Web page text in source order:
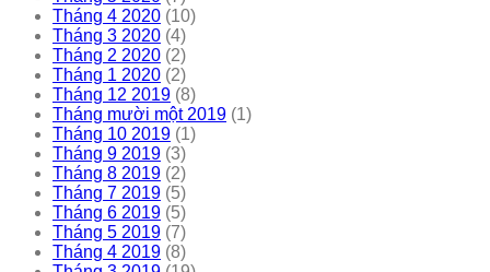
Tháng 4 2020 (10)
Tháng 3 2020 (4)
Tháng 2 2020 (2)
Tháng 1 2020 (2)
Tháng 12 2019 (8)
Tháng mười một 2019 (1)
Tháng 10 2019 (1)
Tháng 9 2019 (3)
Tháng 8 2019 (2)
Tháng 7 2019 (5)
Tháng 6 2019 (5)
Tháng 5 2019 (7)
Tháng 4 2019 (8)